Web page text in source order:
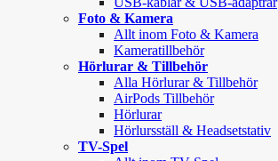
Foto & Kamera
Allt inom Foto & Kamera
Kameratillbehör
Hörlurar & Tillbehör
Alla Hörlurar & Tillbehör
AirPods Tillbehör
Hörlurar
Hörlursställ & Headsetstativ
TV-Spel